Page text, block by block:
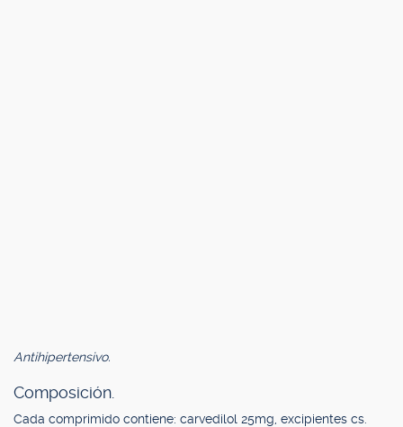
Antihipertensivo.
Composición.
Cada comprimido contiene: carvedilol 25mg, excipientes cs.